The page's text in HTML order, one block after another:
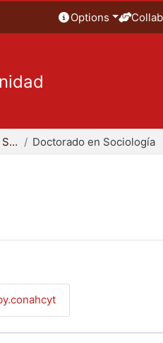
Options
Maestría y Doctorado en Sociología Doctorado en Sociología